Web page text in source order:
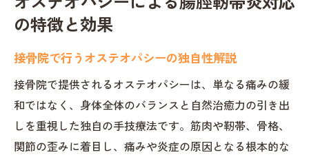
の特徴と効果
接骨院で行うオステオパシーの独自性解説
接骨院で提供されるオステオパシーは、単なる痛みの緩
和ではなく、身体全体のバランスと自然治癒力の引き出
しを重視した独自の手技療法です。筋肉や靭帯、骨格、
関節の歪みに着目し、痛みや炎症の原因となる根本的な